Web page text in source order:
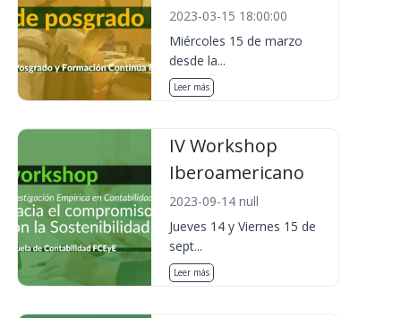
2023-03-15 18:00:00
Miércoles 15 de marzo
desde la...
Leer más
IV Workshop
Iberoamericano
2023-09-14 null
Jueves 14 y Viernes 15 de
sept...
Leer más